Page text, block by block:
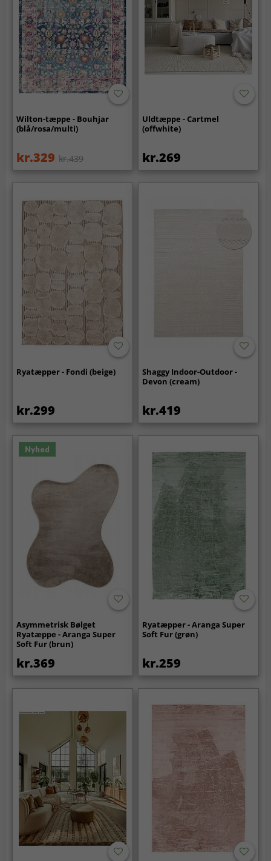
Wilton-tæppe - Bouhjar
(blå/rosa/multi)
kr.329 kr.439
Uldtæppe - Cartmel
(offwhite)
kr.269
Ryatæpper - Fondi (beige)
kr.299
Shaggy Indoor-Outdoor -
Devon (cream)
kr.419
Nyhed
Asymmetrisk Bølget
Ryatæppe - Aranga Super
Soft Fur (brun)
kr.369
Ryatæpper - Aranga Super
Soft Fur (grøn)
kr.259